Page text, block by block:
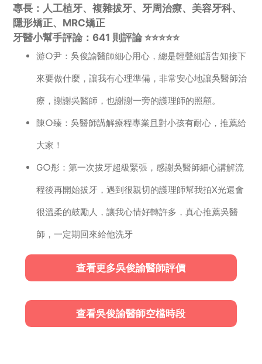
專長：人工植牙、複雜拔牙、牙周治療、美容牙科、
隱形矯正、MRC矯正
牙醫小幫手評論：641 則評論 ⭐️⭐️⭐️⭐️⭐️
游○尹：吳俊諭醫師細心用心，總是輕聲細語告知接下
來要做什麼，讓我有心理準備，非常安心地讓吳醫師治
療，謝謝吳醫師，也謝謝一旁的護理師的照顧。
陳○臻：吳醫師講解療程專業且對小孩有耐心，推薦給
大家！
G○彤：第一次拔牙超級緊張，感謝吳醫師細心講解流
程後再開始拔牙，遇到很親切的護理師幫我拍X光還會
很溫柔的鼓勵人，讓我心情好轉許多，真心推薦吳醫
師，一定期回來給他洗牙
查看更多吳俊諭醫師評價
查看吳俊諭醫師空檔時段